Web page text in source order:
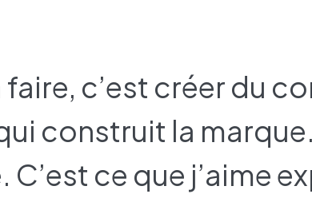
c’est créer du
construit la
C’est ce que j’aime